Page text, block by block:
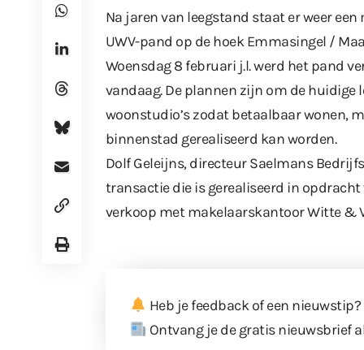
Na jaren van leegstand staat er weer
UWV-pand op de hoek Emmasingel /
Woensdag 8 februari j.l. werd het pand
vandaag. De plannen zijn om de
woonstudio’s zodat betaalbaar wonen,
binnenstad gerealiseerd kan worden.
Dolf Geleijns, directeur Saelmans
transactie die is gerealiseerd in
verkoop met makelaarskantoor Witte &
Heb je feedback of een nieuwstip?
Ontvang je de gratis nieuwsbrief